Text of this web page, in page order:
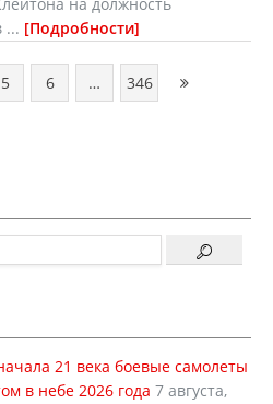
... Подробности
5 6 … 346
21 века боевые самолеты
в небе 2026 года 7 августа,